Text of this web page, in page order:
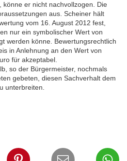
könne er nicht nachvollzogen. Die
aus. Scheiner hält
vom 16. August 2012 fest,
nur ein symbolischer Wert von
werden könne. Bewertungsrechtlich
in Anlehnung an den Wert von
für akzeptabel.
so der Bürgermeister, nochmals
gebeten, diesen Sachverhalt dem
unterbreiten.